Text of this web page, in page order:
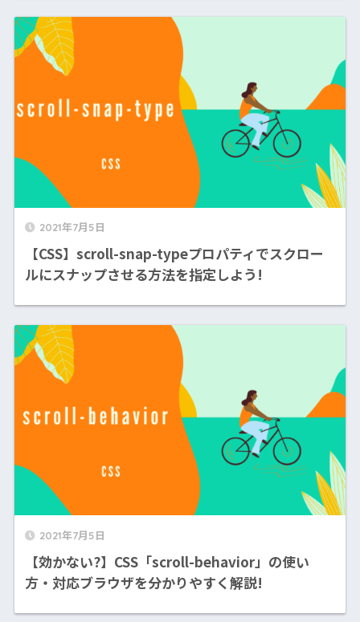
2021年7月5日
【CSS】scroll-snap-typeプロパティでスクロー
ルにスナップさせる方法を指定しよう!
2021年7月5日
【効かない?】CSS「scroll-behavior」の使い
方・対応ブラウザを分かりやすく解説!